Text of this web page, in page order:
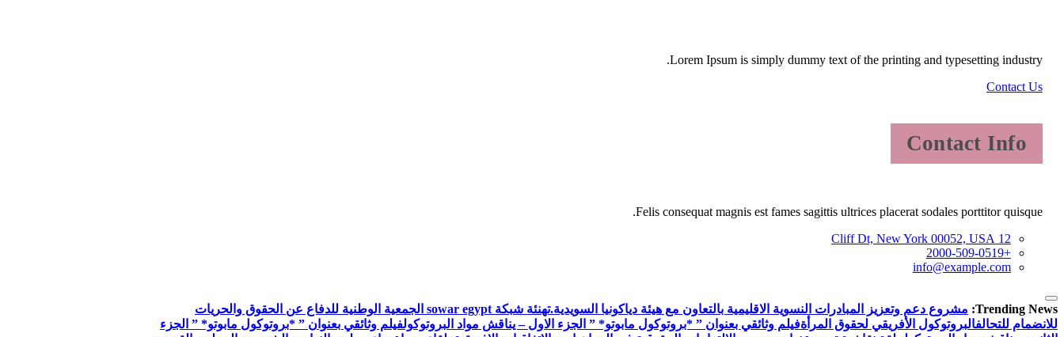
Lorem Ipsum is simply dummy text of the printing and typesetting industry.
Contact Us
Contact Info
Felis consequat magnis est fames sagittis ultrices placerat sodales porttitor quisque.
12 Cliff Dt, New York 00052, USA
+2000-509-0519
info@example.com
Trending News: مشروع دعم وتعزيز المبادرات النسوية الاقليمية بالتعاون مع هيئة دياكونيا السويدية.
تهنئة شبكة sowar egypt الجمعية الوطنية للدفاع عن الحقوق والحريات
للانضمام للتحالفالبروتوكول الأفريقي لحقوق المرأةفيلم وثائقي بعنوان ” *بروتوكول مابوتو* ” الجزء الاول – يناقش مواد البروتوكولفيلم وثائقي بعنوان ” *بروتوكول مابوتو* ” الجزء